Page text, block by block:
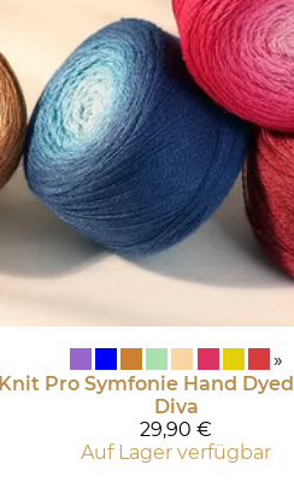
»
Knit Pro Symfonie Hand
Diva
29,90 €
Auf Lager verfügbar